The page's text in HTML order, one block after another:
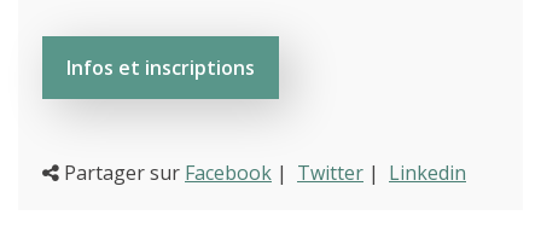
Formations
Métiers
Infos et inscriptions
Partager sur Facebook | Twitter | Linkedin